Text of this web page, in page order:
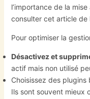
l’importance de la
consulter cet article de
Pour optimiser la
Désactivez et
actif mais non utilisé
Choisissez des plugins
Ils sont souvent mieux